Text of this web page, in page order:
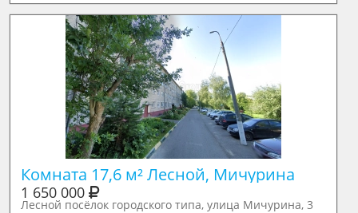
Комната 17,6 м² Лесной, Мичурина
1 650 000
Лесной посёлок городского типа, улица Мичурина, 3